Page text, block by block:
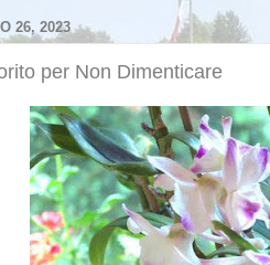
26, 2023
per Non Dimenticare